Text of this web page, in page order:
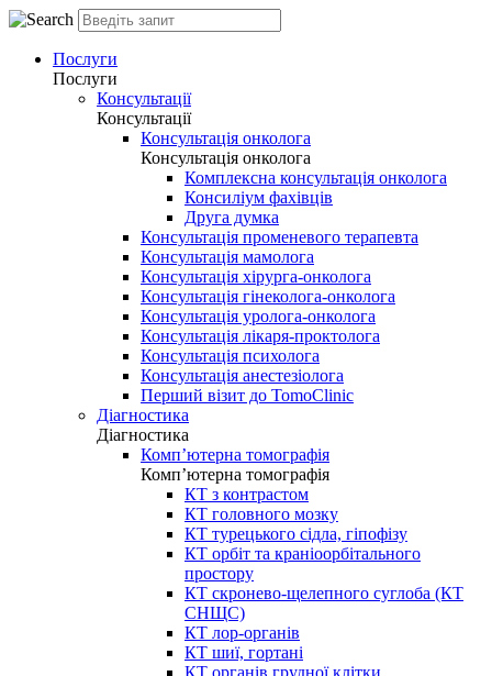
Послуги
Послуги
Консультації
Консультації
Консультація онколога
Консультація онколога
Комплексна консультація онколога
Консиліум фахівців
Друга думка
Консультація променевого терапевта
Консультація мамолога
Консультація хірурга-онколога
Консультація гінеколога-онколога
Консультація уролога-онколога
Консультація лікаря-проктолога
Консультація психолога
Консультація анестезіолога
Перший візит до TomoClinic
Діагностика
Діагностика
Комп’ютерна томографія
Комп’ютерна томографія
КТ з контрастом
КТ головного мозку
КТ турецького сідла, гіпофізу
КТ орбіт та краніоорбітального
простору
КТ скронево-щелепного суглоба (КТ
СНЩС)
КТ лор-органів
КТ шиї, гортані
КТ органів грудної клітки